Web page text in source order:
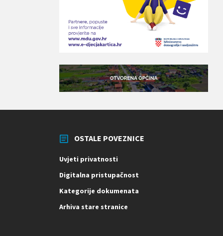
OSTALE POVEZNICE
Uvjeti privatnosti
Digitalna pristupačnost
Kategorije dokumenata
Arhiva stare stranice